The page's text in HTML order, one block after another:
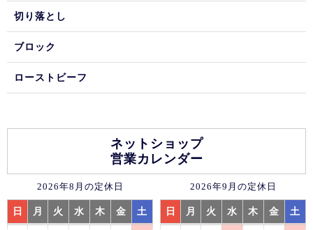
切り落とし
ブロック
ローストビーフ
ネットショップ
営業カレンダー
2026年8月の定休日
日 月 火 水 木 金 土
2026年9月の定休日
日 月 火 水 木 金 土